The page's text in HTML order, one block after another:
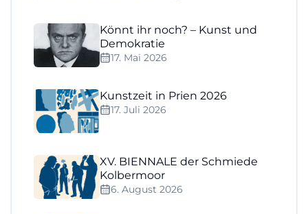
Könnt ihr noch? – Kunst und
Demokratie
17. Mai 2026
Kunstzeit in Prien 2026
17. Juli 2026
XV. BIENNALE der Schmiede
Kolbermoor
6. August 2026